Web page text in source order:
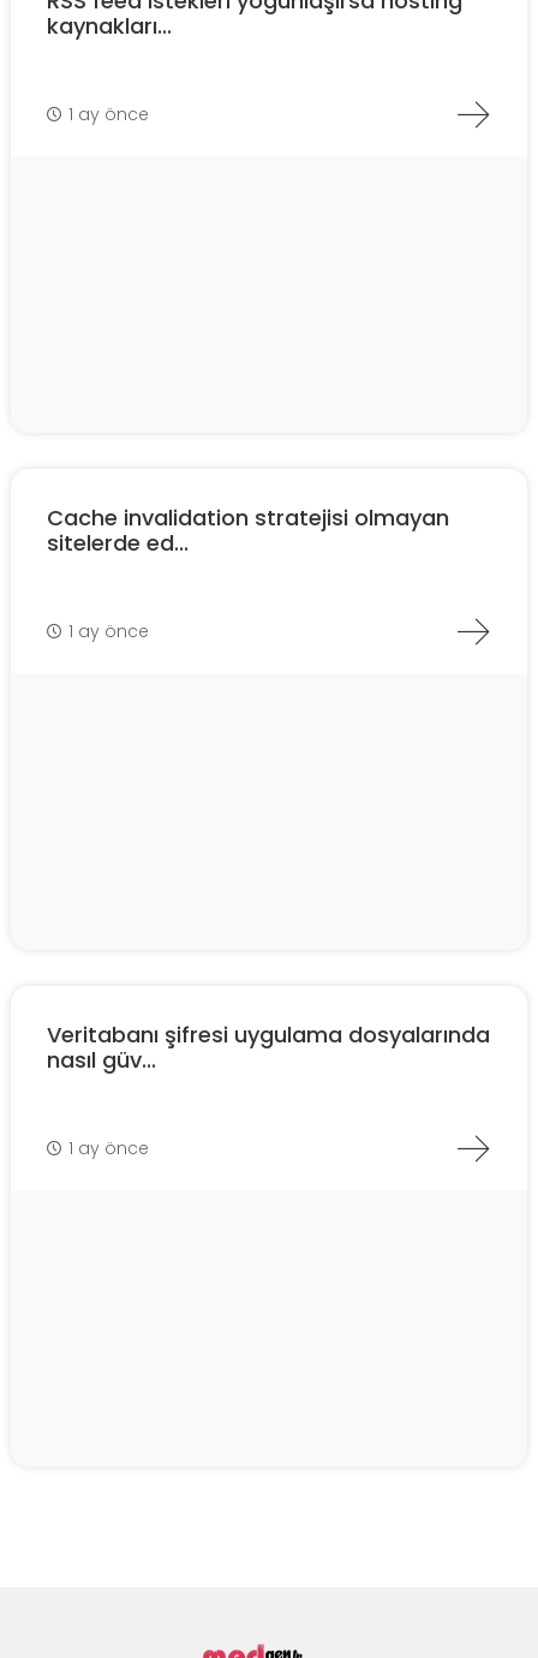
kaynakları...
1 ay önce
Cache invalidation stratejisi olmayan
sitelerde ed...
1 ay önce
Veritabanı şifresi uygulama dosyalarında
nasıl güv...
1 ay önce